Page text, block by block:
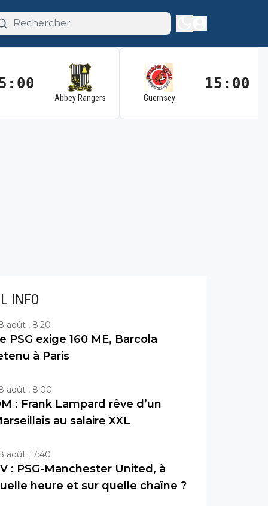
Abbey Rangers Guernsey
15:00
INFO
août , 8:20
PSG exige 160 ME, Barcola
à Paris
août , 8:00
: Frank Lampard rêve d’un
au salaire XXL
août , 7:40
: PSG-Manchester United, à
heure et sur quelle chaîne ?